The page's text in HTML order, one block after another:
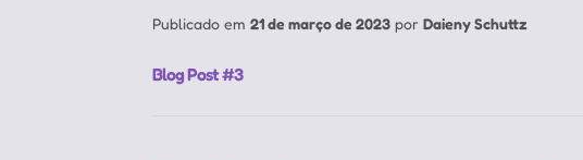
Publicado em21 de março de 2023 porDaieny Schuttz
Blog Post #3